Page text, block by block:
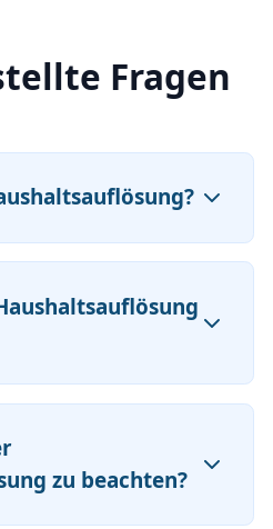
Fragen
zu beachten?